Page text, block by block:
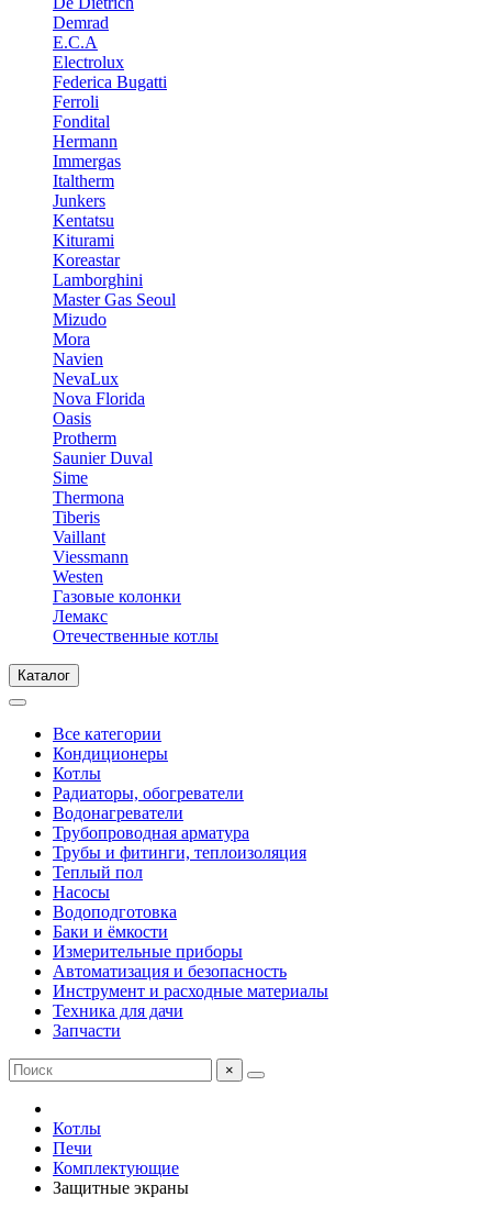
Demrad
E.C.A
Electrolux
Federica Bugatti
Ferroli
Fondital
Hermann
Immergas
Italtherm
Junkers
Kentatsu
Kiturami
Koreastar
Lamborghini
Master Gas Seoul
Mizudo
Mora
Navien
NevaLux
Nova Florida
Oasis
Protherm
Saunier Duval
Sime
Thermona
Tiberis
Vaillant
Viessmann
Westen
Газовые колонки
Лемакс
Отечественные котлы
Каталог
Все категории
Кондиционеры
Котлы
Радиаторы, обогреватели
Водонагреватели
Трубопроводная арматура
Трубы и фитинги, теплоизоляция
Теплый пол
Насосы
Водоподготовка
Баки и ёмкости
Измерительные приборы
Автоматизация и безопасность
Инструмент и расходные материалы
Техника для дачи
Запчасти
×
Котлы
Печи
Комплектующие
Защитные экраны